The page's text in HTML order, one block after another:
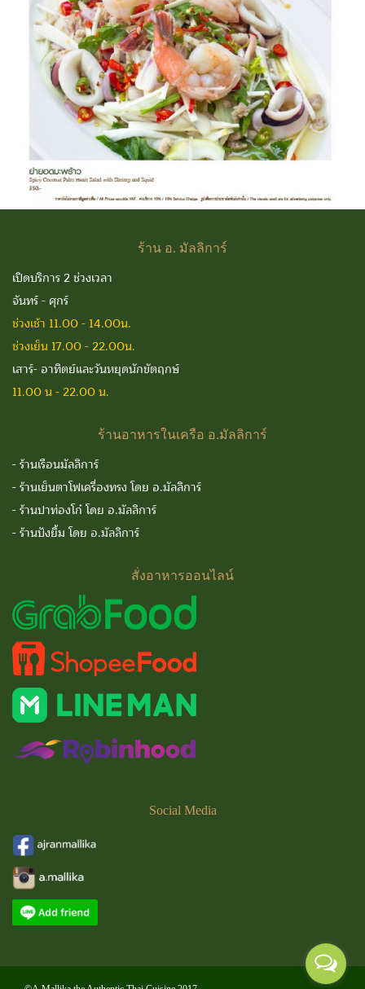
ร้าน อ. มัลลิการ์
เปิดบริการ 2 ช่วงเวลา
จันทร์ - ศุกร์
ช่วงเช้า 11.00 - 14.00น.
ช่วงเย็น 17.00 - 22.00น.
เสาร์- อาทิตย์และวันหยุดนักขัตฤกษ์
11.00 น - 22.00 น.
ร้านอาหารในเครือ อ.มัลลิการ์
-ร้านเรือนมัลลิการ์
-ร้านเย็นตาโฟเครื่องทรง โดย อ.มัลลิการ์
-ร้านปาท่องโก๋ โดย อ.มัลลิการ์
-ร้านปังยิ้ม โดย อ.มัลลิการ์
สั่งอาหารออนไลน์
Social Media